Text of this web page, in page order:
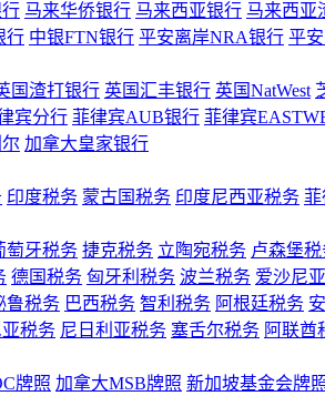
马来华侨银行 马来西亚银行 马来西亚
行 中银FTN银行 平安离岸NRA银行 平
国渣打银行 英国汇丰银行 英国NatWest
宾分行 菲律宾AUB银行 菲律宾
加拿大皇家银行
印度税务 蒙古国税务 印度尼西亚税务 菲
萄牙税务 捷克税务 立陶宛税务 卢森堡
德国税务 匈牙利税务 波兰税务 爱沙尼
鲁税务 巴西税务 智利税务 阿根廷税务
税务 尼日利亚税务 塞舌尔税务 阿联酋
牌照 加拿大MSB牌照 新加坡基金会牌